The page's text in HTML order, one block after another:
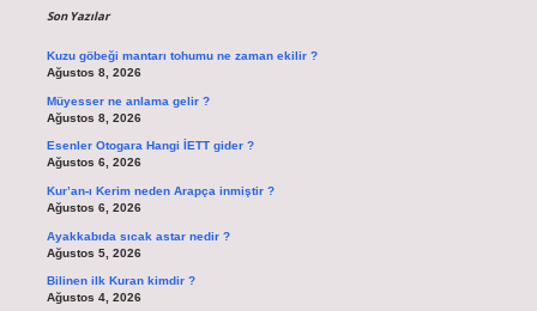
Son Yazılar
Kuzu göbeği mantarı tohumu ne zaman ekilir ?
Ağustos 8, 2026
Müyesser ne anlama gelir ?
Ağustos 8, 2026
Esenler Otogara Hangi İETT gider ?
Ağustos 6, 2026
Kur’an-ı Kerim neden Arapça inmiştir ?
Ağustos 6, 2026
Ayakkabıda sıcak astar nedir ?
Ağustos 5, 2026
Bilinen ilk Kuran kimdir ?
Ağustos 4, 2026